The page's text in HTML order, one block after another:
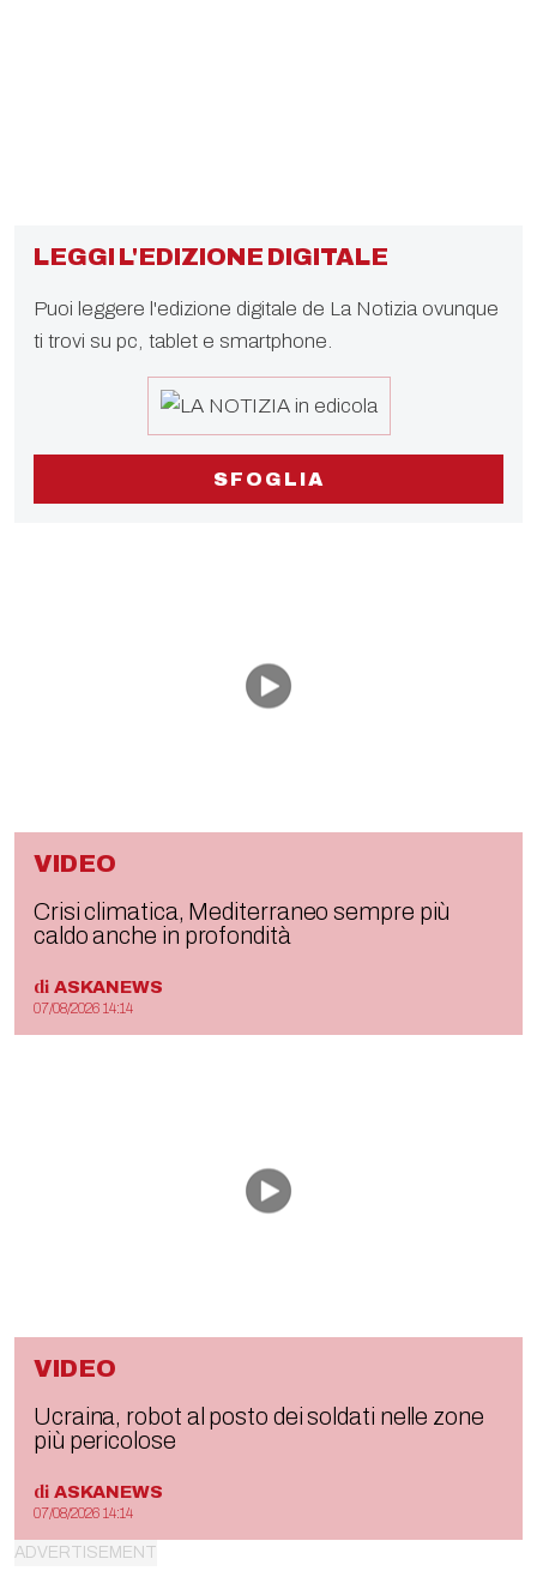
LEGGI L'EDIZIONE DIGITALE
Puoi leggere l'edizione digitale de La Notizia ovunque
ti trovi su pc, tablet e smartphone.
SFOGLIA
VIDEO
Crisi climatica, Mediterraneo sempre più
caldo anche in profondità
di ASKANEWS
07/08/2026 14:14
VIDEO
Ucraina, robot al posto dei soldati nelle zone
più pericolose
di ASKANEWS
07/08/2026 14:14